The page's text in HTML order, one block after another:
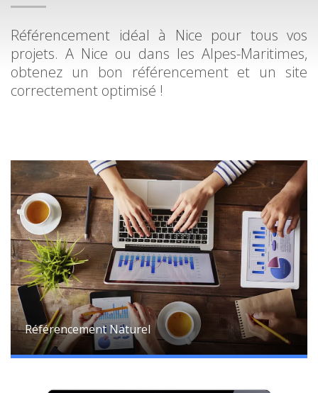
Référencement idéal à Nice pour tous vos
projets. A Nice ou dans les Alpes-Maritimes,
obtenez un bon référencement et un site
correctement optimisé !
Référencement Naturel